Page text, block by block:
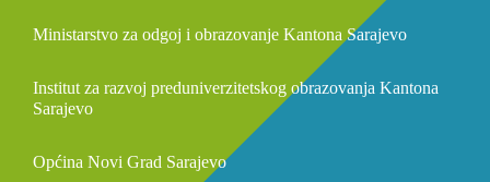
Ministarstvo za odgoj i obrazovanje Kantona Sarajevo
Institut za razvoj preduniverzitetskog obrazovanja Kantona
Sarajevo
Općina Novi Grad Sarajevo